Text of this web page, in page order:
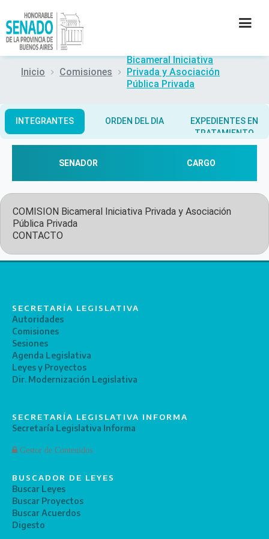
INSTITUCIÓN
PRENSA
Inicio Comisiones
Bicameral Iniciativa
Privada y Asociación
Pública Privada
INTEGRANTES ORDEN DEL DIA
EXPEDIENTES EN
TRATAMIENTO
SENADOR CARGO
COMISION Bicameral Iniciativa Privada y Asociación
Pública Privada
CONTACTO
SECRETARÍA LEGISLATIVA
Autoridades
Comisiones
Sesiones
Agenda Legislativa
Leyes y Proyectos
Dir. Modernización Legislativa
SECRETARÍA LEGISLATIVA INFORMA
Secretaría Legislativa Informa
Gestor de Contenidos
BUSCADOR DE LEYES
Buscar Leyes
Buscar Proyectos
Buscar Acuerdos
Digesto